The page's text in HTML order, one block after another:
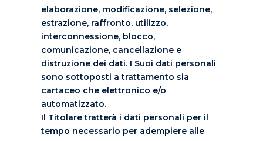
elaborazione, modificazione, selezione,
estrazione, raffronto, utilizzo,
interconnessione, blocco,
comunicazione, cancellazione e
distruzione dei dati. I Suoi dati personali
sono sottoposti a trattamento sia
cartaceo che elettronico e/o
automatizzato.
Il Titolare tratterà i dati personali per il
tempo necessario per adempiere alle